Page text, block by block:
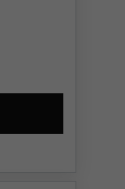
Fiskars Xact